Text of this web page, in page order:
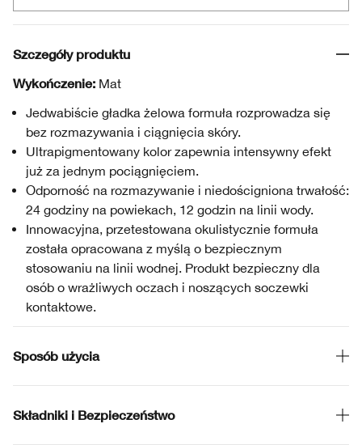
Szczegóły produktu
Wykończenie: Mat
Jedwabiście gładka żelowa formuła rozprowadza się
bez rozmazywania i ciągnięcia skóry.
Ultrapigmentowany kolor zapewnia intensywny efekt
już za jednym pociągnięciem.
Odporność na rozmazywanie i niedościgniona trwałość:
24 godziny na powiekach, 12 godzin na linii wody.
Innowacyjna, przetestowana okulistycznie formuła
została opracowana z myślą o bezpiecznym
stosowaniu na linii wodnej. Produkt bezpieczny dla
osób o wrażliwych oczach i noszących soczewki
kontaktowe.
Sposób użycia
Składniki i Bezpieczeństwo